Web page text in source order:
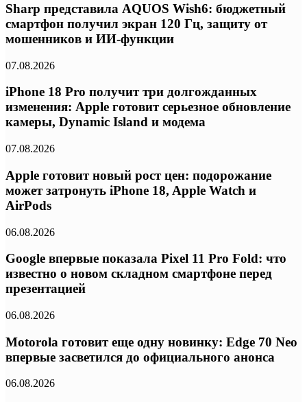
Sharp представила AQUOS Wish6: бюджетный
смартфон получил экран 120 Гц, защиту от
мошенников и ИИ-функции
07.08.2026
iPhone 18 Pro получит три долгожданных
изменения: Apple готовит серьезное обновление
камеры, Dynamic Island и модема
07.08.2026
Apple готовит новый рост цен: подорожание
может затронуть iPhone 18, Apple Watch и
AirPods
06.08.2026
Google впервые показала Pixel 11 Pro Fold: что
известно о новом складном смартфоне перед
презентацией
06.08.2026
Motorola готовит еще одну новинку: Edge 70 Neo
впервые засветился до официального анонса
06.08.2026